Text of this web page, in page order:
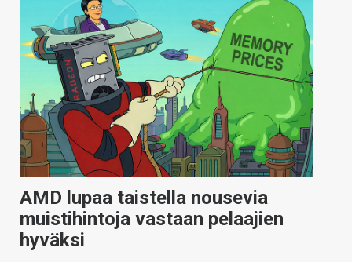
AMD lupaa taistella nousevia
muistihintoja vastaan pelaajien
hyväksi